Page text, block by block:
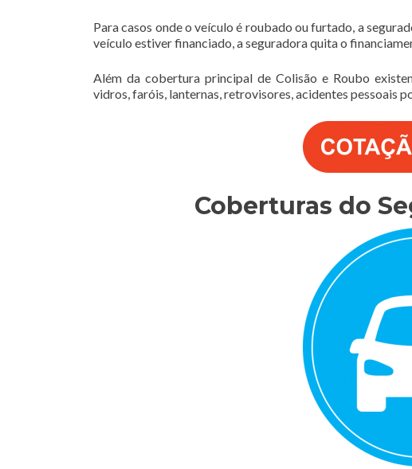
Para casos onde o veículo é roubado ou furtado, a
veículo estiver financiado, a seguradora quita o
Além da cobertura principal de Colisão e Roubo
vidros, faróis, lanternas, retrovisores, acidentes pessoais
Coberturas do